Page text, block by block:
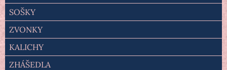
SOŠKY
ZVONKY
KALICHY
ZHÁŠEDLA